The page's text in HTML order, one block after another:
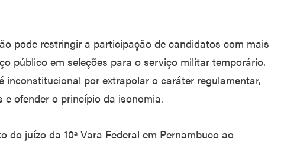
pode restringir a participação de candidatos com mais
público em seleções para o serviço militar temporário.
inconstitucional por extrapolar o caráter regulamentar,
e ofender o princípio da isonomia.
do juízo da 10ª Vara Federal em Pernambuco ao